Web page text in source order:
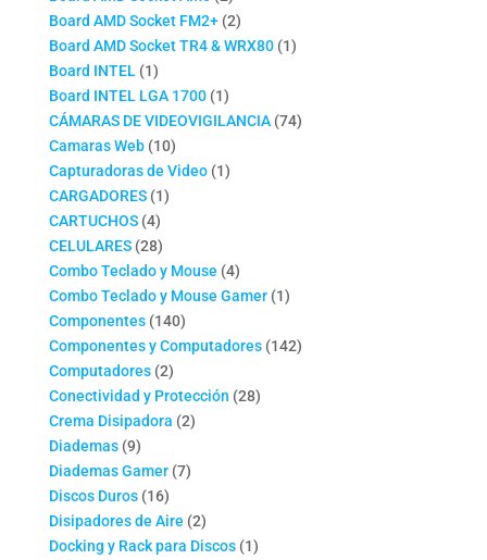
productos
Board AMD Socket FM2+ 22
productos
Board AMD Socket TR4 & WRX80 11
Board INTEL 11
producto
Board INTEL LGA 1700 11
producto
CÁMARAS DE VIDEOVIGILANCIA 7474
Camaras Web 1010
productos
Capturadoras de Video 11
CARGADORES 11
CARTUCHOS 44
productos
CELULARES 2828
productos
Combo Teclado y Mouse 44
productos
Combo Teclado y Mouse Gamer 11
Componentes 140140
productos
Componentes y Computadores 142142
Computadores 22
productos
Conectividad y Protección 2828
Crema Disipadora 22
Diademas 99
productos
Diademas Gamer 77
Discos Duros 1616
productos
Disipadores de Aire 22
productos
Docking y Rack para Discos 11